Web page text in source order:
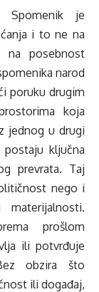
Spomenik je
i to ne na
na posebnost
narod
poruku drugim
koja
jednog u drugi
ključna
prevrata. Taj
nego i
prošlom
ili potvrđuje
obzira što
ili događaj,